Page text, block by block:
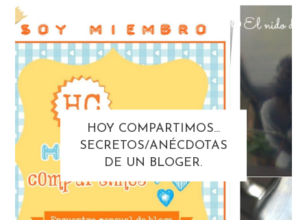
HOY COMPARTIMOS...
SECRETOS/ANÉCDOTAS
DE UN BLOGER.